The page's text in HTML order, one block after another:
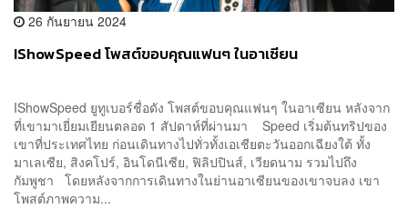
26 กันยายน 2024
IShowSpeed โพสต์ขอบคุณแฟนๆ ในอาเซียน
IShowSpeed ยูทูเบอร์ชื่อดัง โพสต์ขอบคุณแฟนๆ ในอาเซียน หลังจาก
ที่เขามาเยี่ยมเยียนตลอด 1 สัปดาห์ที่ผ่านมา Speed เริ่มต้นทริปของ
เขาที่ประเทศไทย ก่อนเดินทางไปทั่วทั้งเอเชียตะวันออกเฉียงใต้ ทั้ง
มาเลเซีย, สิงคโปร์, อินโดนีเซีย, ฟิลิปปินส์, เวียดนาม รวมไปถึง
กัมพูชา โดยหลังจากการเดินทางในย่านอาเซียนของเขาจบลง เขา
โพสต์ภาพความ...